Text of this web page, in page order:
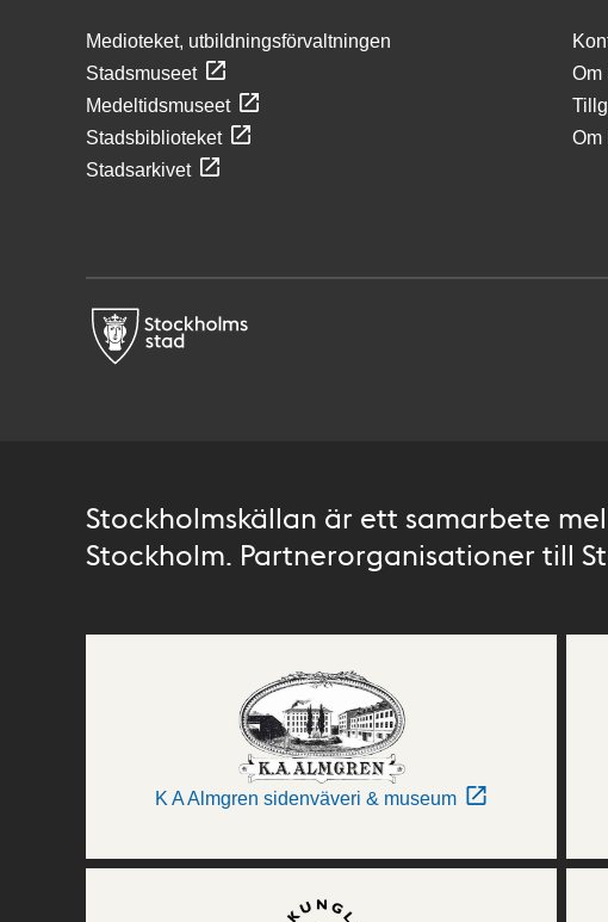
Medioteket, utbildningsförvaltningen
Stadsmuseet
Medeltidsmuseet
Stadsbiblioteket
Stadsarkivet
Om
Om
Stockholmskällan är ett samarbete
Stockholm. Partnerorganisationer till
K A Almgren sidenväveri & museum